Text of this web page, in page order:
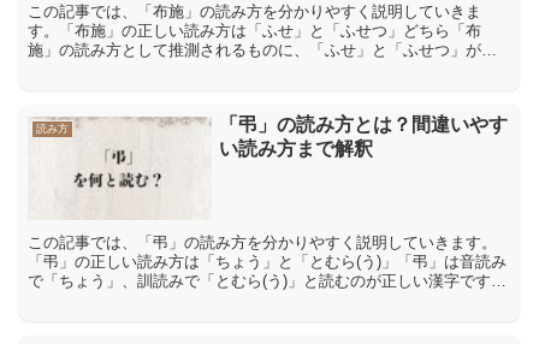
この記事では、「布施」の読み方を分かりやすく説明していきま
す。「布施」の正しい読み方は「ふせ」と「ふせつ」どちら「布
施」の読み方として推測されるものに、「ふせ」と「ふせつ」があ
読み方
「弔」の読み方とは？間違いやす
い読み方まで解釈
この記事では、「弔」の読み方を分かりやすく説明していきます。
「弔」の正しい読み方は「ちょう」と「とむら(う)」「弔」は音読み
で「ちょう」、訓読みで「とむら(う)」と読むのが正しい漢字です。